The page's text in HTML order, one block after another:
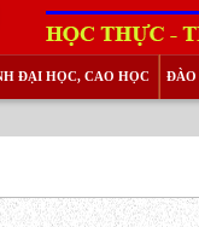
ĐẠI HỌC, CAO HỌC ĐÀO